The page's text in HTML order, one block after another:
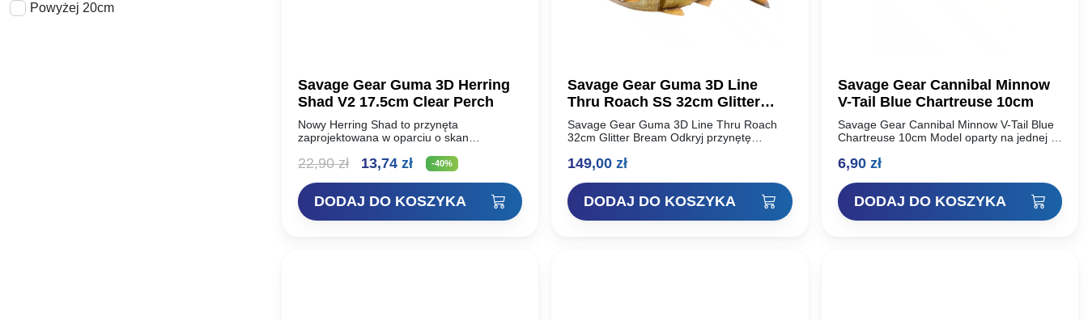
Powyżej 20cm
Savage Gear Guma 3D Herring
Shad V2 17.5cm Clear Perch
Nowy Herring Shad to przynęta
zaprojektowana w oparciu o skan
wiele innych słodkowodnych ryb, takich jak
22,90zł
Pierwotna
cena
wynosiła:
13,74 złAktualna
cena
wynosi:
-40%
DODAJ DO KOSZYKA
Savage Gear Guma 3D Line
Thru Roach SS 32cm Glitter
Bream
Savage Gear Guma 3D Line Thru Roach
32cm Glitter Bream Odkryj przynętę
jakości innowację techniczną,
149,00zł
DODAJ DO KOSZYKA
Savage Gear Cannibal Minnow
V-Tail Blue Chartreuse 10cm
Savage Gear Cannibal Minnow V-Tail Blue
Chartreuse 10cm Model oparty na jednej z
historii – Savage Gear Cannibal Shad.
6,90 zł
DODAJ DO KOSZYKA